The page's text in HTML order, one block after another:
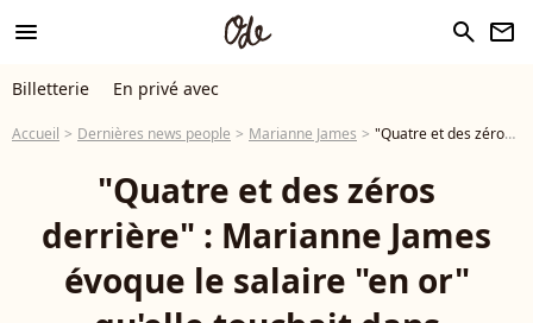
menu search newsletter
Billetterie En privé avec
Accueil Dernières news people Marianne James "Quatre et des zéros derrière" : Marianne James évoque le salaire "en or" qu'elle touchait dans l'émission Nouvelle Star
"Quatre et des zéros
derrière" : Marianne James
évoque le salaire "en or"